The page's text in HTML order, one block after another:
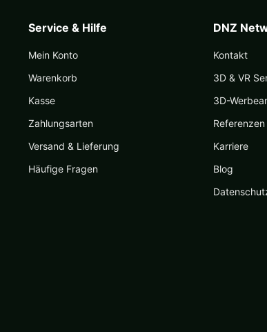
Service & Hilfe
Mein Konto
Warenkorb
Kasse
Zahlungsarten
Versand & Lieferung
Häufige Fragen
DNZ
Kontakt
3D & VR
3D-
Referenzen
Karriere
Blog